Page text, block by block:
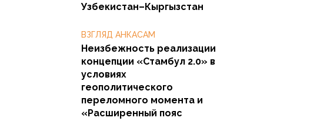
Узбекистан–Кыргызстан
ВЗГЛЯД АНКАСАМ
Неизбежность реализации
концепции «Стамбул 2.0» в
условиях
геополитического
переломного момента и
«Расширенный пояс